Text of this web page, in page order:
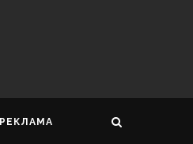
РЕКЛАМА